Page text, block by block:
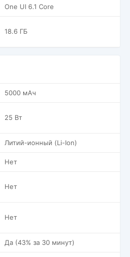
One UI 6.1 Core
18.6 ГБ
5000 мАч
25 Вт
Литий-ионный (Li-Ion)
Нет
Нет
Нет
Да (43% за 30 минут)